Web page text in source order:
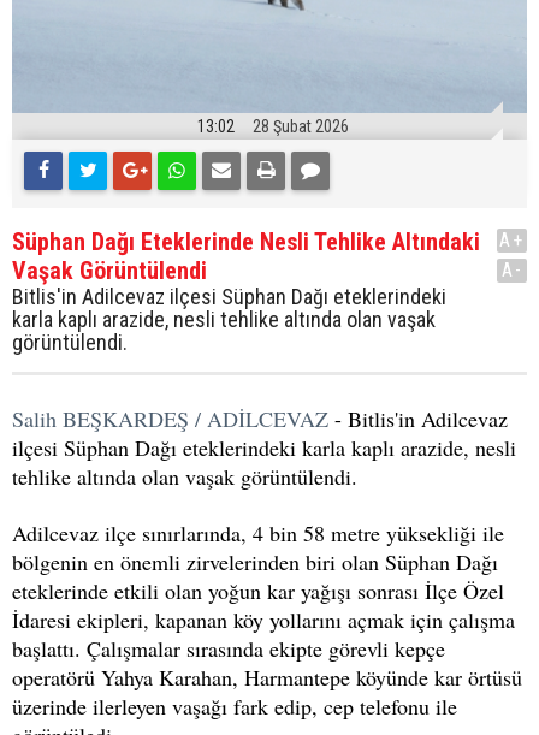
13:02 28 Şubat 2026
Süphan Dağı Eteklerinde Nesli Tehlike Altındaki
Vaşak Görüntülendi
Bitlis'in Adilcevaz ilçesi Süphan Dağı eteklerindeki
karla kaplı arazide, nesli tehlike altında olan vaşak
görüntülendi.
A+
A-
Salih BEŞKARDEŞ / ADİLCEVAZ - Bitlis'in Adilcevaz
ilçesi Süphan Dağı eteklerindeki karla kaplı arazide, nesli
tehlike altında olan vaşak görüntülendi.
Adilcevaz ilçe sınırlarında, 4 bin 58 metre yüksekliği ile
bölgenin en önemli zirvelerinden biri olan Süphan Dağı
eteklerinde etkili olan yoğun kar yağışı sonrası İlçe Özel
İdaresi ekipleri, kapanan köy yollarını açmak için çalışma
başlattı. Çalışmalar sırasında ekipte görevli kepçe
operatörü Yahya Karahan, Harmantepe köyünde kar örtüsü
üzerinde ilerleyen vaşağı fark edip, cep telefonu ile